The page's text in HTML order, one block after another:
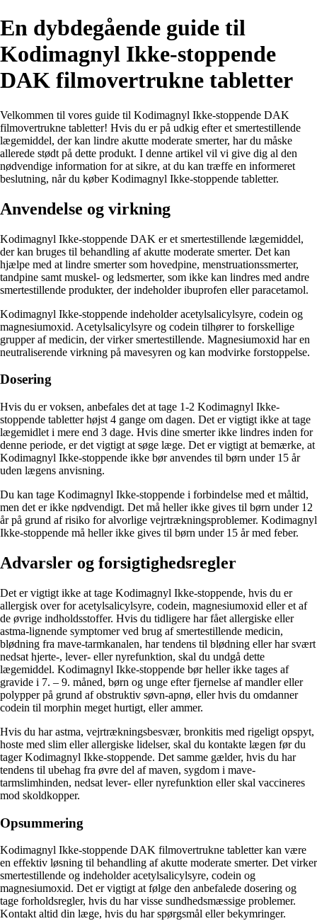
En dybdegående guide til
Kodimagnyl Ikke-stoppende
DAK filmovertrukne tabletter
Velkommen til vores guide til Kodimagnyl Ikke-stoppende DAK
filmovertrukne tabletter! Hvis du er på udkig efter et smertestillende
lægemiddel, der kan lindre akutte moderate smerter, har du måske
allerede stødt på dette produkt. I denne artikel vil vi give dig al den
nødvendige information for at sikre, at du kan træffe en informeret
beslutning, når du køber Kodimagnyl Ikke-stoppende tabletter.
Anvendelse og virkning
Kodimagnyl Ikke-stoppende DAK er et smertestillende lægemiddel,
der kan bruges til behandling af akutte moderate smerter. Det kan
hjælpe med at lindre smerter som hovedpine, menstruationssmerter,
tandpine samt muskel- og ledsmerter, som ikke kan lindres med andre
smertestillende produkter, der indeholder ibuprofen eller paracetamol.
Kodimagnyl Ikke-stoppende indeholder acetylsalicylsyre, codein og
magnesiumoxid. Acetylsalicylsyre og codein tilhører to forskellige
grupper af medicin, der virker smertestillende. Magnesiumoxid har en
neutraliserende virkning på mavesyren og kan modvirke forstoppelse.
Dosering
Hvis du er voksen, anbefales det at tage 1-2 Kodimagnyl Ikke-
stoppende tabletter højst 4 gange om dagen. Det er vigtigt ikke at tage
lægemidlet i mere end 3 dage. Hvis dine smerter ikke lindres inden for
denne periode, er det vigtigt at søge læge. Det er vigtigt at bemærke, at
Kodimagnyl Ikke-stoppende ikke bør anvendes til børn under 15 år
uden lægens anvisning.
Du kan tage Kodimagnyl Ikke-stoppende i forbindelse med et måltid,
men det er ikke nødvendigt. Det må heller ikke gives til børn under 12
år på grund af risiko for alvorlige vejrtrækningsproblemer. Kodimagnyl
Ikke-stoppende må heller ikke gives til børn under 15 år med feber.
Advarsler og forsigtighedsregler
Det er vigtigt ikke at tage Kodimagnyl Ikke-stoppende, hvis du er
allergisk over for acetylsalicylsyre, codein, magnesiumoxid eller et af
de øvrige indholdsstoffer. Hvis du tidligere har fået allergiske eller
astma-lignende symptomer ved brug af smertestillende medicin,
blødning fra mave-tarmkanalen, har tendens til blødning eller har svært
nedsat hjerte-, lever- eller nyrefunktion, skal du undgå dette
lægemiddel. Kodimagnyl Ikke-stoppende bør heller ikke tages af
gravide i 7. – 9. måned, børn og unge efter fjernelse af mandler eller
polypper på grund af obstruktiv søvn-apnø, eller hvis du omdanner
codein til morphin meget hurtigt, eller ammer.
Hvis du har astma, vejrtrækningsbesvær, bronkitis med rigeligt opspyt,
hoste med slim eller allergiske lidelser, skal du kontakte lægen før du
tager Kodimagnyl Ikke-stoppende. Det samme gælder, hvis du har
tendens til ubehag fra øvre del af maven, sygdom i mave-
tarmslimhinden, nedsat lever- eller nyrefunktion eller skal vaccineres
mod skoldkopper.
Opsummering
Kodimagnyl Ikke-stoppende DAK filmovertrukne tabletter kan være
en effektiv løsning til behandling af akutte moderate smerter. Det virker
smertestillende og indeholder acetylsalicylsyre, codein og
magnesiumoxid. Det er vigtigt at følge den anbefalede dosering og
tage forholdsregler, hvis du har visse sundhedsmæssige problemer.
Kontakt altid din læge, hvis du har spørgsmål eller bekymringer.